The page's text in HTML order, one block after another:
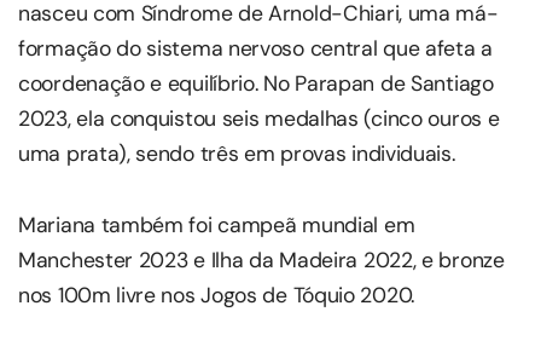
nasceu com Síndrome de Arnold-Chiari, uma má-
formação do sistema nervoso central que afeta a
coordenação e equilíbrio. No Parapan de Santiago
2023, ela conquistou seis medalhas (cinco ouros e
uma prata), sendo três em provas individuais.
Mariana também foi campeã mundial em
Manchester 2023 e Ilha da Madeira 2022, e bronze
nos 100m livre nos Jogos de Tóquio 2020.